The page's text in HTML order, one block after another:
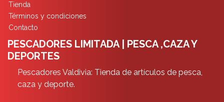
Tienda
Términos y condiciones
Contacto
PESCADORES LIMITADA | PESCA ,CAZA Y
DEPORTES
Pescadores Valdivia: Tienda de artículos de pesca,
caza y deporte.